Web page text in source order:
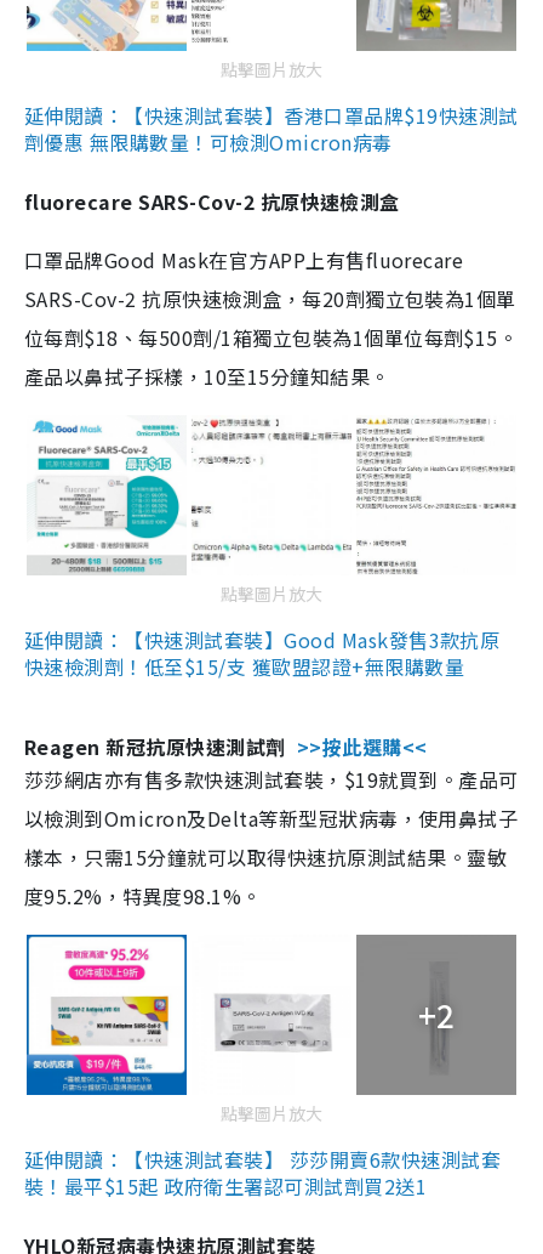
點擊圖片放大
延伸閱讀：【快速測試套裝】香港口罩品牌$19快速測試
劑優惠 無限購數量！可檢測Omicron病毒
fluorecare SARS-Cov-2 抗原快速檢測盒
口罩品牌Good Mask在官方APP上有售fluorecare
SARS-Cov-2 抗原快速檢測盒，每20劑獨立包裝為1個單
位每劑$18、每500劑/1箱獨立包裝為1個單位每劑$15。
產品以鼻拭子採樣，10至15分鐘知結果。
點擊圖片放大
延伸閱讀：【快速測試套裝】Good Mask發售3款抗原
快速檢測劑！低至$15/支 獲歐盟認證+無限購數量
Reagen 新冠抗原快速測試劑 >>按此選購<<
莎莎網店亦有售多款快速測試套裝，$19就買到。產品可
以檢測到Omicron及Delta等新型冠狀病毒，使用鼻拭子
樣本，只需15分鐘就可以取得快速抗原測試結果。靈敏
度95.2%，特異度98.1%。
+2
點擊圖片放大
延伸閱讀：【快速測試套裝】 莎莎開賣6款快速測試套
裝！最平$15起 政府衛生署認可測試劑買2送1
YHLO新冠病毒快速抗原測試套裝